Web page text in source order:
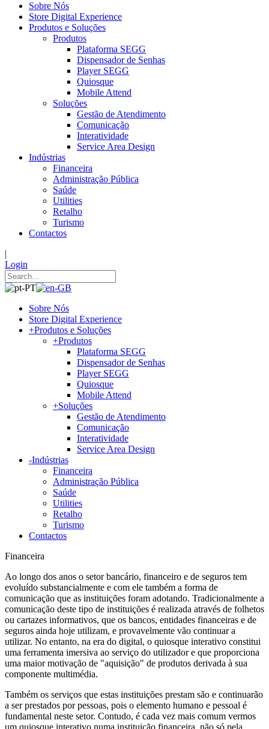
Sobre Nós
Store Digital Experience
Produtos e Soluções
Produtos
Plataforma SEGG
Dispensador de Senhas
Player SEGG
Quiosque
Mobile Attend
Soluções
Gestão de Atendimento
Comunicação
Interatividade
Service Area Design
Indústrias
Financeira
Administração Pública
Saúde
Utilities
Retalho
Turismo
Contactos
|
Login
Sobre Nós
Store Digital Experience
+Produtos e Soluções
+Produtos
Plataforma SEGG
Dispensador de Senhas
Player SEGG
Quiosque
Mobile Attend
+Soluções
Gestão de Atendimento
Comunicação
Interatividade
Service Area Design
-Indústrias
Financeira
Administração Pública
Saúde
Utilities
Retalho
Turismo
Contactos
Financeira
Ao longo dos anos o setor bancário, financeiro e de seguros tem
evoluído substancialmente e com ele também a forma de
comunicação que as instituições foram adotando. Tradicionalmente a
comunicação deste tipo de instituições é realizada através de folhetos
ou cartazes informativos, que os bancos, entidades financeiras e de
seguros ainda hoje utilizam, e provavelmente vão continuar a
utilizar. No entanto, na era do digital, o quiosque interativo constitui
uma ferramenta imersiva ao serviço do utilizador e que proporciona
uma maior motivação de "aquisição" de produtos derivada à sua
componente multimédia.
Também os serviços que estas instituições prestam são e continuarão
a ser prestados por pessoas, pois o elemento humano e pessoal é
fundamental neste setor. Contudo, é cada vez mais comum vermos
um quiosque interativo numa instituição financeira, não só pela